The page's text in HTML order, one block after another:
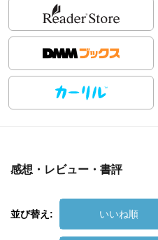
感想・レビュー・書評
並び替え: いいね順